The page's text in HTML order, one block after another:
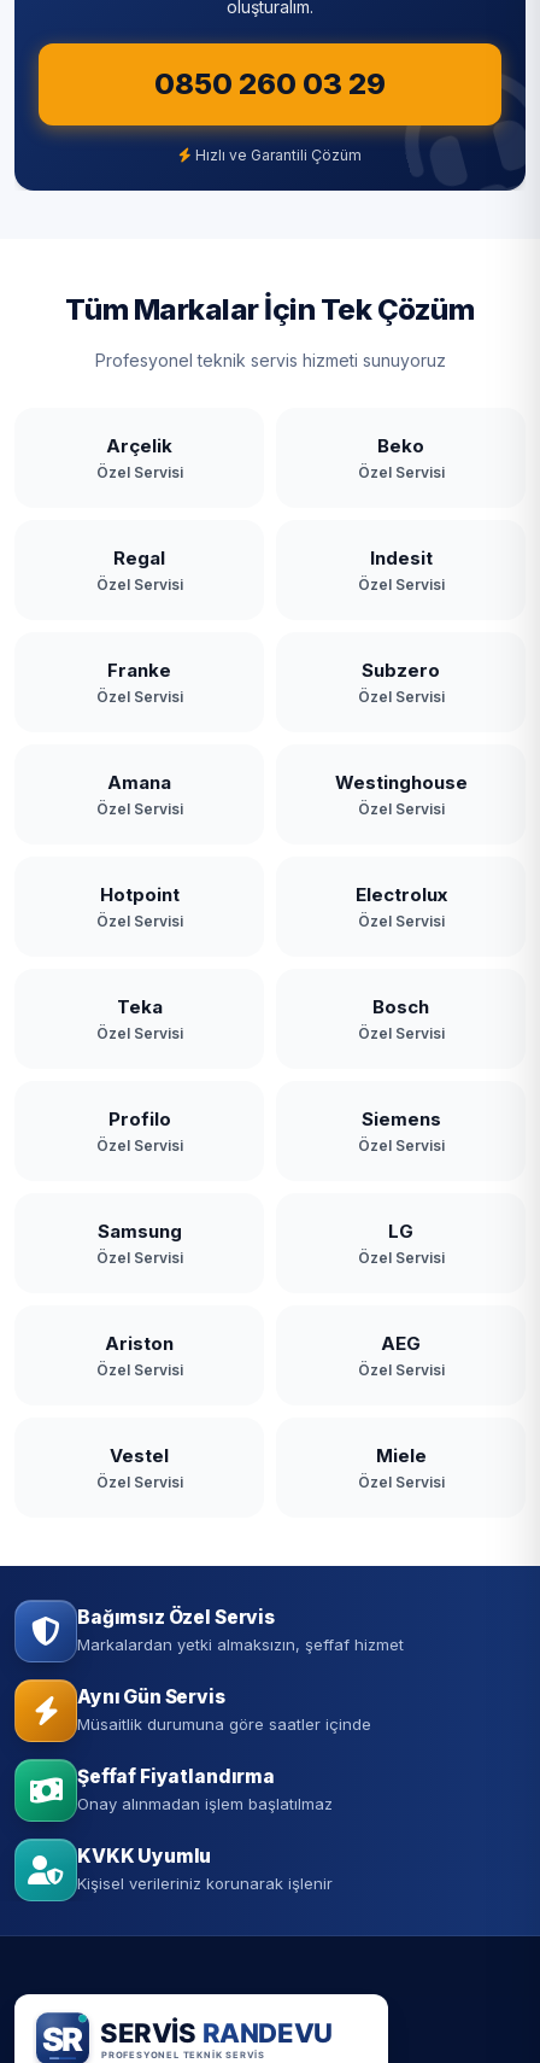
Şişli
Tuzla
Üsküdar
Zeytinburnu
oluşturalım.
0850 260 03 29
Hızlı ve Garantili Çözüm
Tüm Markalar İçin Tek Çözüm
Profesyonel teknik servis hizmeti sunuyoruz
Arçelik
Özel Servisi
Beko
Özel Servisi
Regal
Özel Servisi
Indesit
Özel Servisi
Franke
Özel Servisi
Subzero
Özel Servisi
Amana
Özel Servisi
Westinghouse
Özel Servisi
Hotpoint
Özel Servisi
Electrolux
Özel Servisi
Teka
Özel Servisi
Bosch
Özel Servisi
Profilo
Özel Servisi
Siemens
Özel Servisi
Samsung
Özel Servisi
LG
Özel Servisi
Ariston
Özel Servisi
AEG
Özel Servisi
Vestel
Özel Servisi
Miele
Özel Servisi
Bağımsız Özel Servis
Markalardan yetki almaksızın, şeffaf hizmet
Aynı Gün Servis
Müsaitlik durumuna göre saatler içinde
Şeffaf Fiyatlandırma
Onay alınmadan işlem başlatılmaz
KVKK Uyumlu
Kişisel verileriniz korunarak işlenir